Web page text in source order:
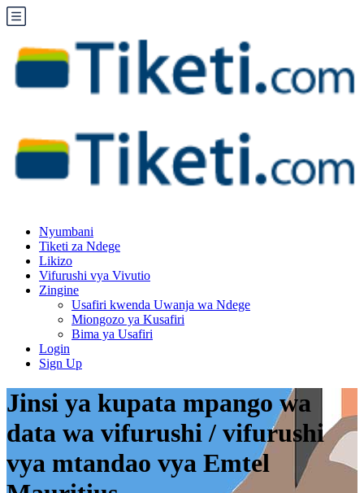
Nyumbani
Tiketi za Ndege
Likizo
Vifurushi vya Vivutio
Zingine
Usafiri kwenda Uwanja wa Ndege
Miongozo ya Kusafiri
Bima ya Usafiri
Login
Sign Up
Jinsi ya kupata mpango wa
data wa vifurushi / vifurushi
vya mtandao vya Emtel